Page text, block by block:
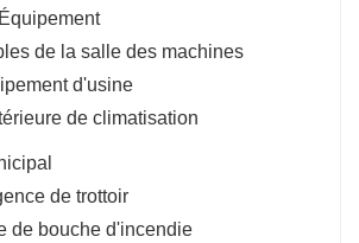
de la salle des machines
d'usine
de climatisation
de trottoir
de bouche d'incendie